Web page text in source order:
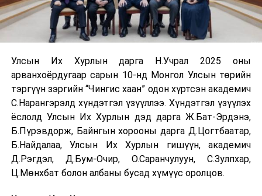
Улсын Их Хурлын дарга Н.Учрал 2025 оны
арванхоёрдугаар сарын 10-нд Монгол Улсын төрийн
тэргүүн зэргийн “Чингис хаан” одон хүртсэн академич
С.Нарангэрэлд хүндэтгэл үзүүллээ. Хүндэтгэл үзүүлэх
ёслолд Улсын Их Хурлын дэд дарга Ж.Бат-Эрдэнэ,
Б.Пүрэвдорж, Байнгын хорооны дарга Д.Цогтбаатар,
Б.Найдалаа, Улсын Их Хурлын гишүүн, академич
Д.Рэгдэл, Д.Бум-Очир, О.Саранчулуун, С.Зулпхар,
Ц.Мөнхбат болон албаны бусад хүмүүс оролцов.